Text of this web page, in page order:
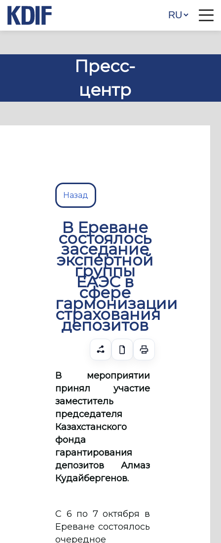
Пресс-
центр
Назад
В Ереване
состоялось
заседание
экспертной
группы
ЕАЭС в
сфере
гармонизации
страхования
депозитов
В мероприятии
принял участие
заместитель
председателя
Казахстанского
фонда
гарантирования
депозитов Алмаз
Кудайбергенов.
С 6 по 7 октября в
Ереване состоялось
очередное